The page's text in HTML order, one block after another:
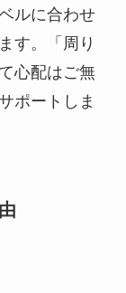
ルに合わせ
す。「周り
心配はご無
ポートしま